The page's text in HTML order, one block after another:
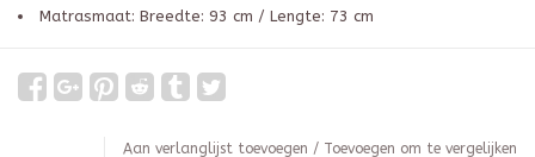
Matrasmaat: Breedte: 93 cm / Lengte: 73 cm
Aan verlanglijst toevoegen / Toevoegen om te vergelijken